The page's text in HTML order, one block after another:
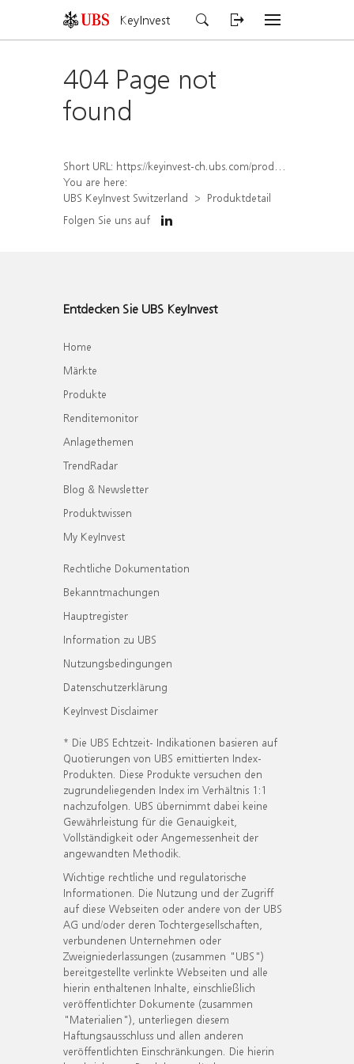
KeyInvest
404 Page not
found
Short URL: https://keyinvest-ch.ubs.com/produkt/detail/index/isin/CH1580427826
You are here:
UBS KeyInvest Switzerland
Produktdetail
Folgen Sie uns auf
Entdecken Sie UBS KeyInvest
Home
Märkte
Produkte
Renditemonitor
Anlagethemen
TrendRadar
Blog & Newsletter
Produktwissen
My KeyInvest
Rechtliche Dokumentation
Bekanntmachungen
Hauptregister
Information zu UBS
Nutzungsbedingungen
Datenschutzerklärung
KeyInvest Disclaimer
* Die UBS Echtzeit- Indikationen basieren auf
Quotierungen von UBS emittierten Index-
Produkten. Diese Produkte versuchen den
zugrundeliegenden Index im Verhältnis 1:1
nachzufolgen. UBS übernimmt dabei keine
Gewährleistung für die Genauigkeit,
Vollständigkeit oder Angemessenheit der
angewandten Methodik.
Wichtige rechtliche und regulatorische
Informationen. Die Nutzung und der Zugriff
auf diese Webseiten oder andere von der UBS
AG und/oder deren Tochtergesellschaften,
verbundenen Unternehmen oder
Zweigniederlassungen (zusammen "UBS")
bereitgestellte verlinkte Webseiten und alle
hierin enthaltenen Inhalte, einschließlich
veröffentlichter Dokumente (zusammen
"Materialien"), unterliegen diesem
Haftungsausschluss und allen anderen
veröffentlichten Einschränkungen. Die hierin